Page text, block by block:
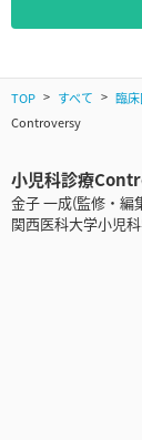
TOP すべて 臨床
Controversy
小児科診療
金子 一成(監修・編
関西医科大学小児